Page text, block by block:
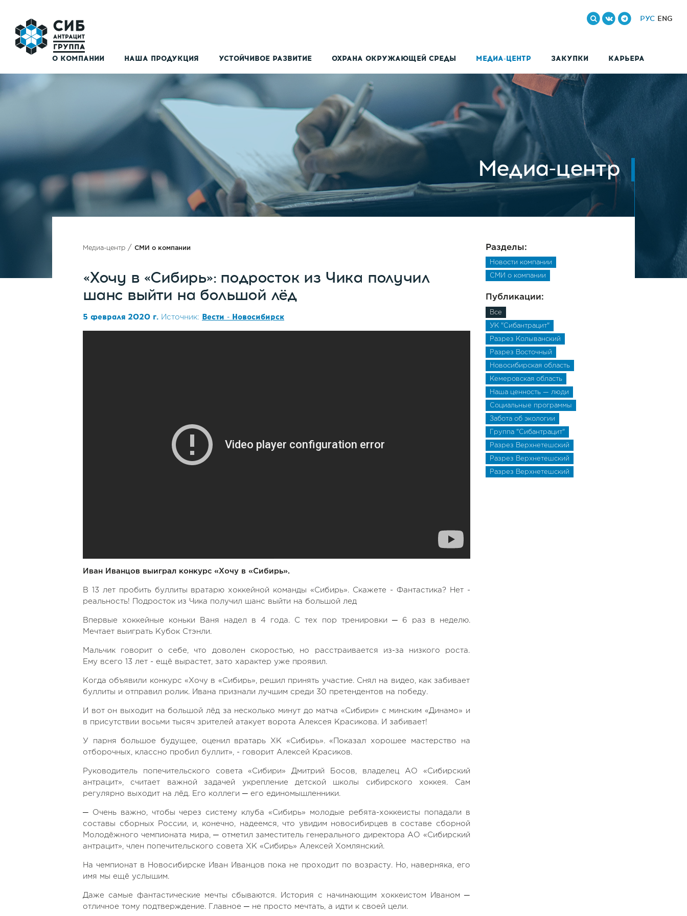
О КОМПАНИИ НАША ПРОДУКЦИЯ УСТОЙЧИВОЕ РАЗВИТИЕ ОХРАНА ОКРУЖАЮЩЕЙ СРЕДЫ МЕДИА-ЦЕНТР ЗАКУПКИ КАРЬЕРА
РУС ENG
Медиа-центр
Медиа-центр / СМИ о компании
«Хочу в «Сибирь»: подросток из Чика получил
шанс выйти на большой лёд
5 февраля 2020 г. Источник: Вести - Новосибирск
Иван Иванцов выиграл конкурс «Хочу в «Сибирь».
В 13 лет пробить буллиты вратарю хоккейной команды «Сибирь». Скажете - Фантастика? Нет -
реальность! Подросток из Чика получил шанс выйти на большой лед
Впервые хоккейные коньки Ваня надел в 4 года. С тех пор тренировки ─ 6 раз в неделю.
Мечтает выиграть Кубок Стэнли.
Мальчик говорит о себе, что доволен скоростью, но расстраивается из-за низкого роста.
Ему всего 13 лет - ещё вырастет, зато характер уже проявил.
Когда объявили конкурс «Хочу в «Сибирь», решил принять участие. Снял на видео, как забивает
буллиты и отправил ролик. Ивана признали лучшим среди 30 претендентов на победу.
И вот он выходит на большой лёд за несколько минут до матча «Сибири» с минским «Динамо» и
в присутствии восьми тысяч зрителей атакует ворота Алексея Красикова. И забивает!
У парня большое будущее, оценил вратарь ХК «Сибирь». «Показал хорошее мастерство на
отборочных, классно пробил буллит», - говорит Алексей Красиков.
Руководитель попечительского совета «Сибири» Дмитрий Босов, владелец АО «Сибирский
антрацит», считает важной задачей укрепление детской школы сибирского хоккея. Сам
регулярно выходит на лёд. Его коллеги ─ его единомышленники.
─ Очень важно, чтобы через систему клуба «Сибирь» молодые ребята-хоккеисты попадали в
составы сборных России, и, конечно, надеемся, что увидим новосибирцев в составе сборной
Молодёжного чемпионата мира, ─ отметил заместитель генерального директора АО «Сибирский
антрацит», член попечительского совета ХК «Сибирь» Алексей Хомлянский.
На чемпионат в Новосибирске Иван Иванцов пока не проходит по возрасту. Но, наверняка, его
имя мы ещё услышим.
Даже самые фантастические мечты сбываются. История с начинающим хоккеистом Иваном ─
отличное тому подтверждение. Главное ─ не просто мечтать, а идти к своей цели.
Разделы:
Новости компании
СМИ о компании
Публикации:
Все
УК "Сибантрацит"
Разрез Колыванский
Разрез Восточный
Новосибирская область
Кемеровская область
Наша ценность — люди
Социальные программы
Забота об экологии
Группа "Сибантрацит"
Разрез Верхнетешский
Разрез Верхнетешский
Разрез Верхнетешский